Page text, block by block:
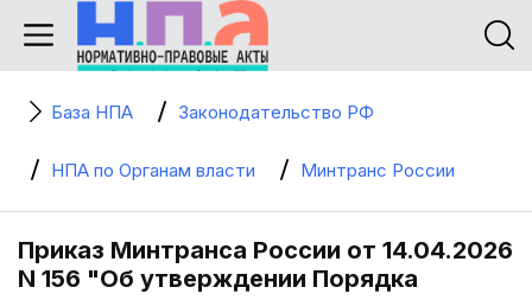
База НПА Законодательство РФ
НПА по Органам власти Минтранс России
Приказ Минтранса России от 14.04.2026
N 156 "Об утверждении Порядка